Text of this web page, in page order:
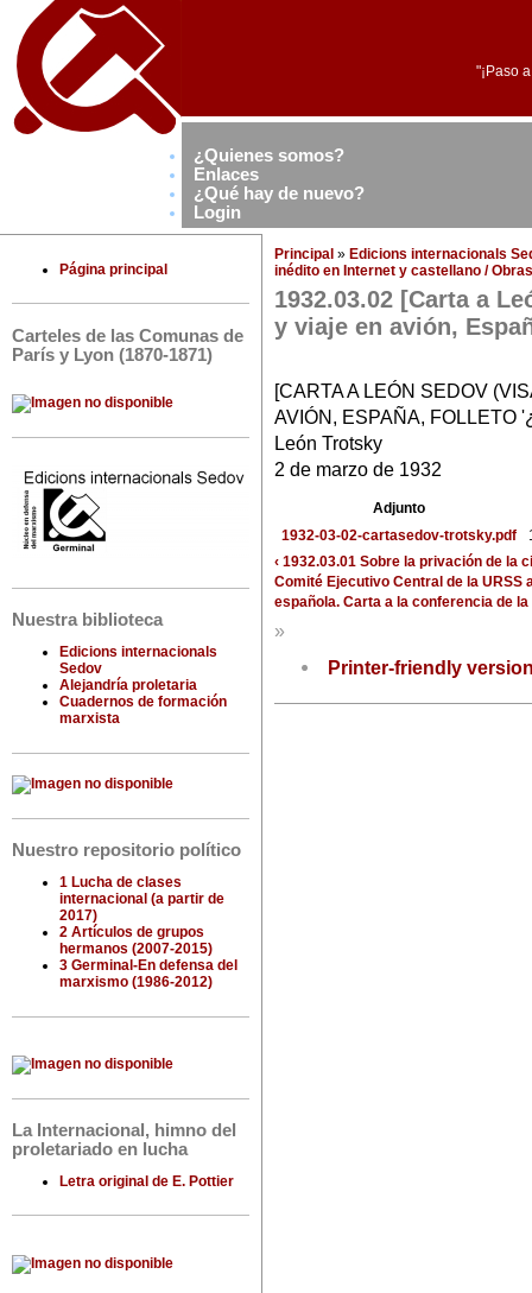
"¡Paso
¿Quienes somos?
Enlaces
¿Qué hay de nuevo?
Login
Página principal
Carteles de las Comunas de
París y Lyon (1870-1871)
Nuestra biblioteca
Edicions internacionals
Sedov
Alejandría proletaria
Cuadernos de formación
marxista
Nuestro repositorio político
1 Lucha de clases
internacional (a partir de
2017)
2 Artículos de grupos
hermanos (2007-2015)
3 Germinal-En defensa del
marxismo (1986-2012)
La Internacional, himno del
proletariado en lucha
Letra original de E. Pottier
Principal » Edicions internacionals
inédito en Internet y castellano /
1932.03.02 [Carta a
y viaje en avión,
[CARTA A LEÓN SEDOV
AVIÓN, ESPAÑA, FOLLETO
León Trotsky
2 de marzo de 1932
Adjunto
1932-03-02-cartasedov-trotsky.pdf
‹ 1932.03.01 Sobre la privación de la
Comité Ejecutivo Central de la URSS
española. Carta a la conferencia de
»
Printer-friendly